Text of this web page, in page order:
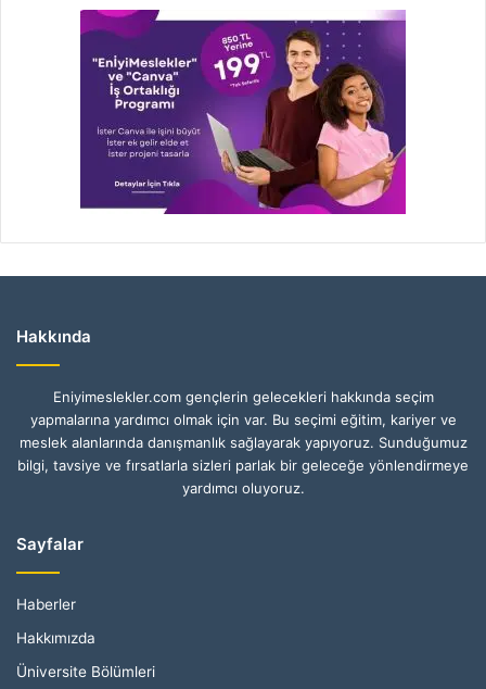
Hakkında
Eniyimeslekler.com gençlerin gelecekleri hakkında seçim
yapmalarına yardımcı olmak için var. Bu seçimi eğitim, kariyer ve
meslek alanlarında danışmanlık sağlayarak yapıyoruz. Sunduğumuz
bilgi, tavsiye ve fırsatlarla sizleri parlak bir geleceğe yönlendirmeye
yardımcı oluyoruz.
Sayfalar
Haberler
Hakkımızda
Üniversite Bölümleri